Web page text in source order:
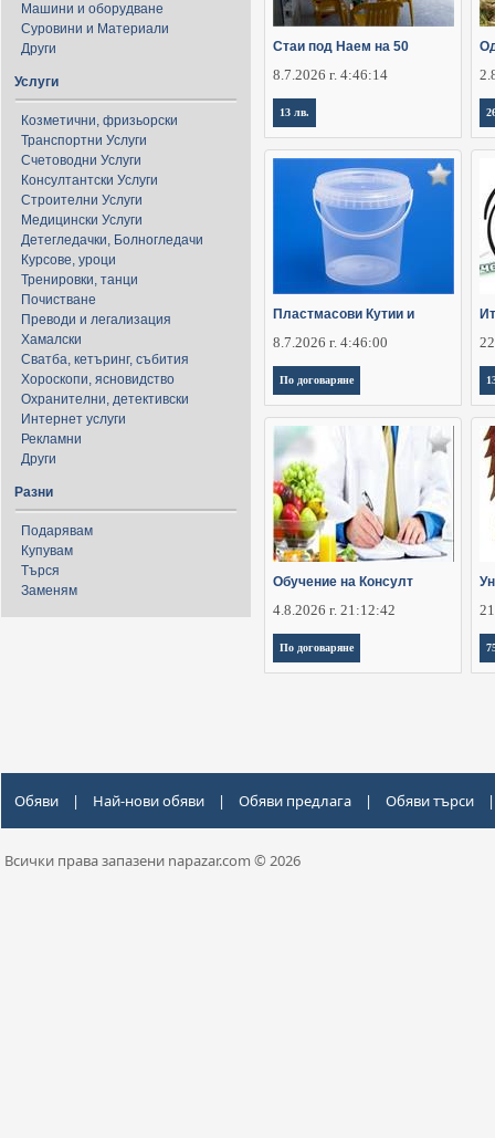
Машини и оборудване
Суровини и Материали
Други
Услуги
Козметични, фризьорски
Транспортни Услуги
Счетоводни Услуги
Консултантски Услуги
Строителни Услуги
Медицински Услуги
Детегледачки, Болногледачи
Курсове, уроци
Тренировки, танци
Почистване
Преводи и легализация
Хамалски
Сватба, кетъринг, събития
Хороскопи, ясновидство
Охранителни, детективски
Интернет услуги
Рекламни
Други
Разни
Подарявам
Купувам
Търся
Заменям
Стаи под Наем на 50
8.7.2026 г. 4:46:14
13 лв.
Пластмасови Кутии и
8.7.2026 г. 4:46:00
По договаряне
Обучение на Консулт
4.8.2026 г. 21:12:42
По договаряне
Обяви | Най-нови обяви | Обяви предлага | Обяви търси |
Всички права запазени napazar.com © 2026